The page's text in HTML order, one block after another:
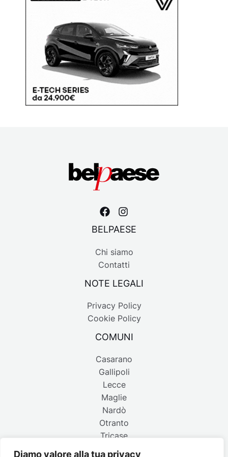
Diamo valore alla tua privacy
BELPAESE
Chi siamo
Contatti
NOTE LEGALI
Privacy Policy
Cookie Policy
COMUNI
Casarano
Gallipoli
Lecce
Maglie
Nardò
Otranto
Tricase